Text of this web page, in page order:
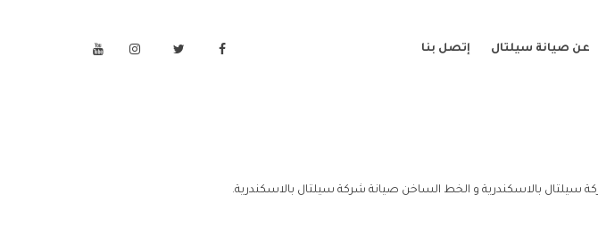
عن صيانة سيلتال إتصل بنا
سيلتال بالاسكندرية و الخط الساخن صيانة شركة سيلتال بالاسكندرية.